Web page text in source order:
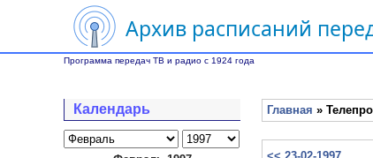
Архив расписаний
Программа передач ТВ и радио с 1924 года
Календарь Главная »